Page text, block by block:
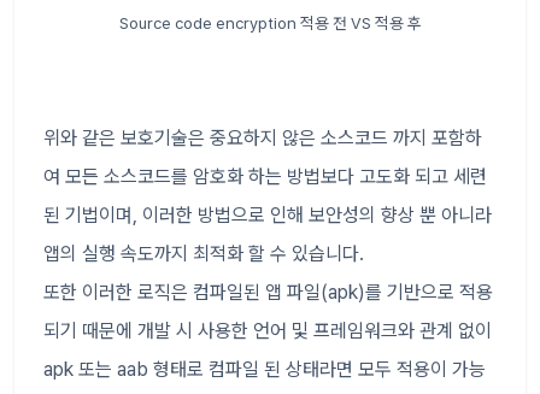
Source code encryption 적용 전 VS 적용 후
위와 같은 보호기술은 중요하지 않은 소스코드 까지 포함하
여 모든 소스코드를 암호화 하는 방법보다 고도화 되고 세련
된 기법이며, 이러한 방법으로 인해 보안성의 향상 뿐 아니라
앱의 실행 속도까지 최적화 할 수 있습니다.
또한 이러한 로직은 컴파일된 앱 파일(apk)를 기반으로 적용
되기 때문에 개발 시 사용한 언어 및 프레임워크와 관계 없이
apk 또는 aab 형태로 컴파일 된 상태라면 모두 적용이 가능